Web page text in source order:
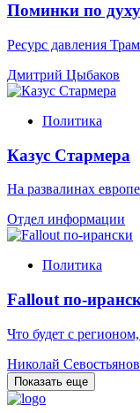
Поминки по
Ресурс давления
Дмитрий Цыбаков
Политика
Казус Стармера
На развалинах
Отдел информации
Политика
Fallout по-
Что будет с
Николай Севостьянов
Показать еще